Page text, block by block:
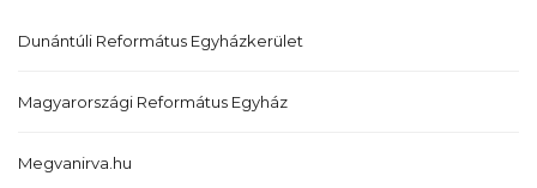
Dunántúli Református Egyházkerület
Magyarországi Református Egyház
Megvanirva.hu